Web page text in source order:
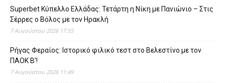
Superbet Κύπελλο Ελλάδας: Τετάρτη η Νίκη με Πανιώνιο – Στις
Σέρρες ο Βόλος με τον Ηρακλή
7 Αυγούστου 2026 17:55
Ρήγας Φεραίος: Ιστορικό φιλικό τεστ στο Βελεστίνο με τον
ΠΑΟΚ Β’!
7 Αυγούστου 2026 11:49